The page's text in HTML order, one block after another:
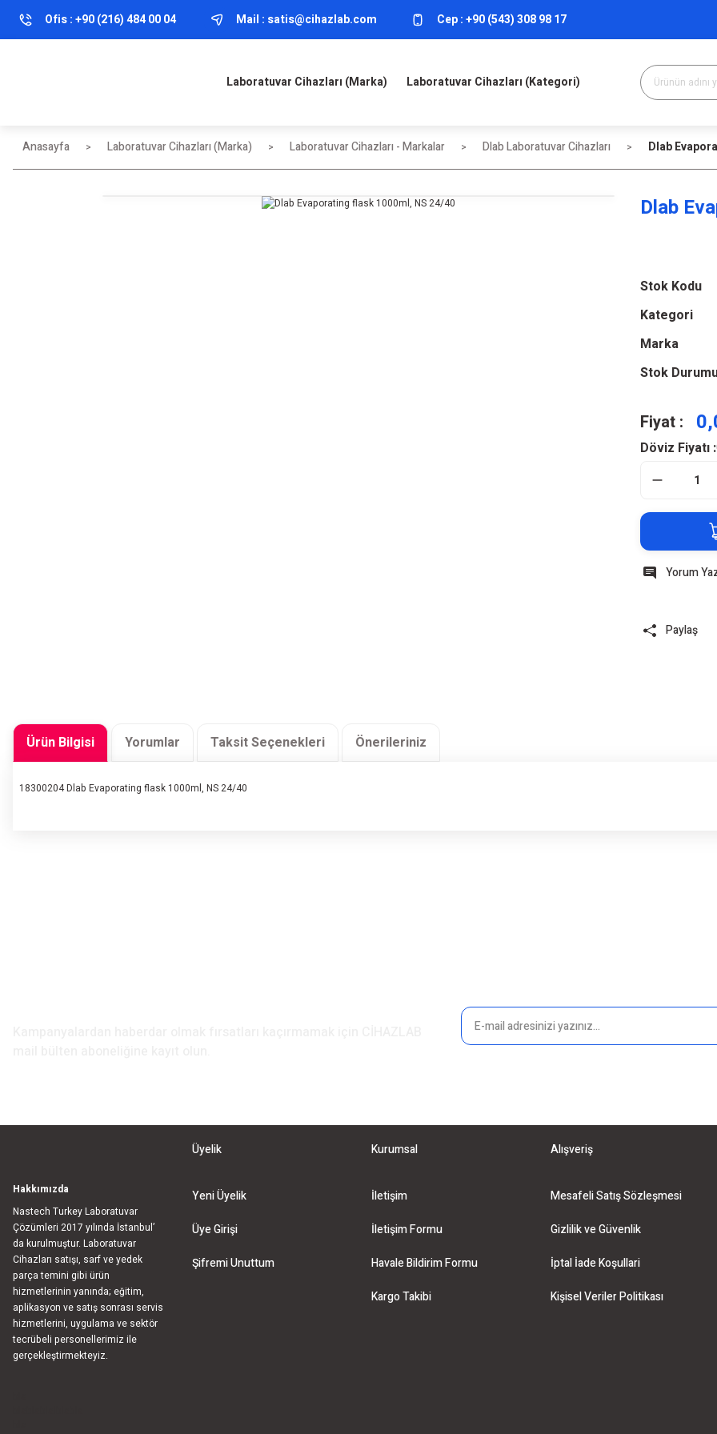
Ofis :+90 (216) 484 00 04 Mail : satis@cihazlab.com Cep :+90 (543) 308 98 17
Laboratuvar Cihazları (Marka) Laboratuvar Cihazları (Kategori)
Anasayfa Laboratuvar Cihazları (Marka) Laboratuvar Cihazları - Markalar Dlab Laboratuvar Cihazları Dlab
Dlab
Stok Kodu
Kategori
Marka
Stok
Fiyat :
Döviz Fiyatı :
Yorum
Paylaş
Ürün Bilgisi Yorumlar Taksit Seçenekleri Önerileriniz
18300204 Dlab Evaporating flask 1000ml, NS 24/40
Hakkımızda
Nastech Turkey Laboratuvar
Çözümleri 2017 yılında İstanbul’
da kurulmuştur. Laboratuvar
Cihazları satışı, sarf ve yedek
parça temini gibi ürün
hizmetlerinin yanında; eğitim,
aplikasyon ve satış sonrası servis
hizmetlerini, uygulama ve sektör
tecrübeli personellerimiz ile
gerçekleştirmekteyiz.
Üyelik
Yeni Üyelik
Üye Girişi
Şifremi Unuttum
Kurumsal
İletişim
İletişim Formu
Havale Bildirim Formu
Kargo Takibi
Alışveriş
Mesafeli Satış Sözleşmesi
Gizlilik ve Güvenlik
İptal İade Koşullari
Kişisel Veriler Politikası